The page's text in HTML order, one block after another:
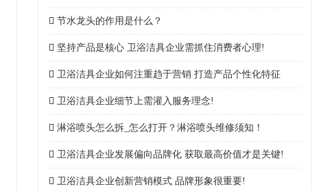
节水龙头的作用是什么？
坚持产品是核心 卫浴洁具企业需抓住消费者心理!
卫浴洁具企业如何注重趋于营销 打造产品个性化特征
卫浴洁具企业细节上需灌入服务理念!
淋浴喷头怎么拆_怎么打开？淋浴喷头维修须知！
卫浴洁具企业发展偏向品牌化 获取最高价值才是关键!
卫浴洁具企业创新营销模式 品牌形象很重要!